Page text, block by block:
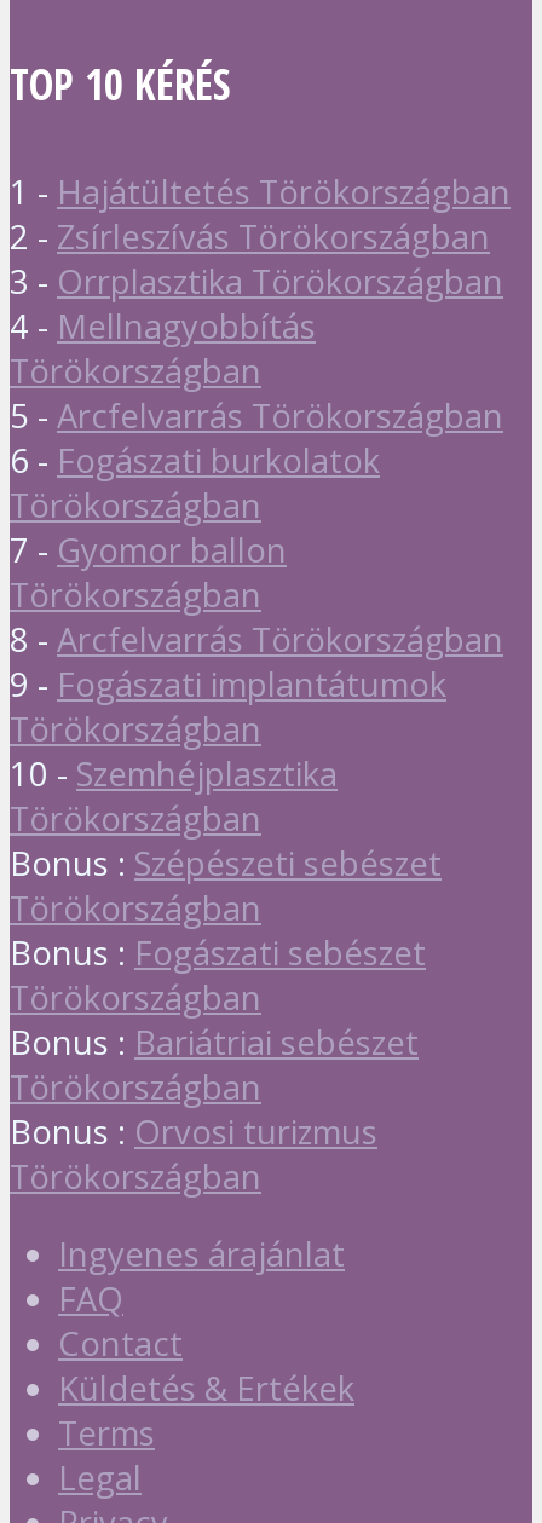
TOP 10 KÉRÉS
1 - Hajátültetés Törökországban
2 - Zsírleszívás Törökországban
3 - Orrplasztika Törökországban
4 - Mellnagyobbítás
Törökországban
5 - Arcfelvarrás Törökországban
6 - Fogászati burkolatok
Törökországban
7 - Gyomor ballon
Törökországban
8 - Arcfelvarrás Törökországban
9 - Fogászati implantátumok
Törökországban
10 - Szemhéjplasztika
Törökországban
Bonus : Szépészeti sebészet
Törökországban
Bonus : Fogászati sebészet
Törökországban
Bonus : Bariátriai sebészet
Törökországban
Bonus : Orvosi turizmus
Törökországban
Ingyenes árajánlat
FAQ
Contact
Küldetés & Ertékek
Terms
Legal